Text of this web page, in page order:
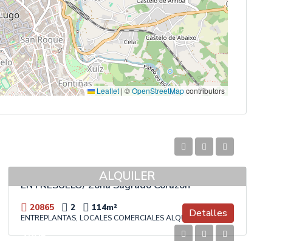
Leaflet | ©OpenStreetMapcontributors
ALQUILER
ENTRESUELO/ Zona Sagrado Corazón
20865 2 114m²
ENTREPLANTAS, LOCALES COMERCIALES ALQUILERDetalles
350€